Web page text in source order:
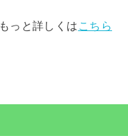
っと詳しくは こちら